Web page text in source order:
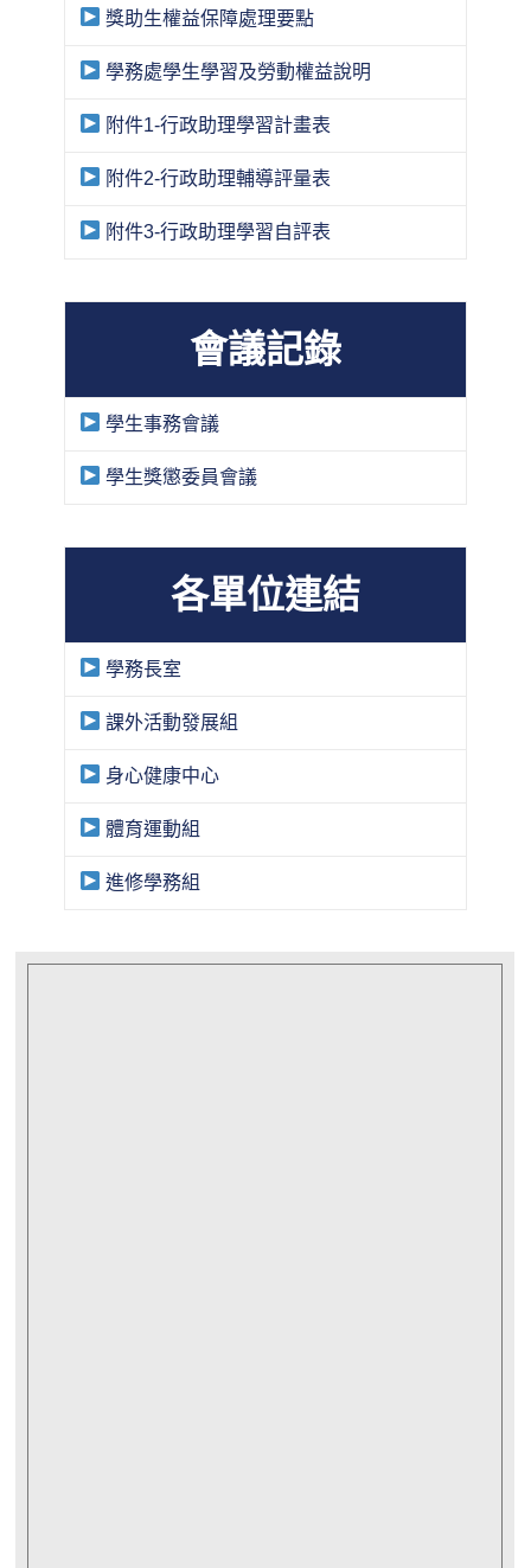
獎助生權益保障處理要點
學務處學生學習及勞動權益說明
附件1-行政助理學習計畫表
附件2-行政助理輔導評量表
附件3-行政助理學習自評表
會議記錄
學生事務會議
學生獎懲委員會議
各單位連結
學務長室
課外活動發展組
身心健康中心
體育運動組
進修學務組